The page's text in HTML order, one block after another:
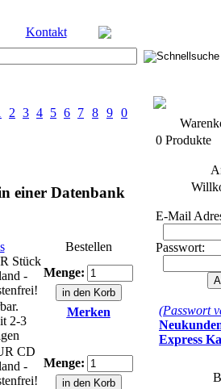
Kontakt
2 3 4 5 6 7 8 9 0
einer Datenbank
Bestellen
Stück
-
2-3
Menge:
Merken
CD
-
Menge:
0 Produkte
E-Mail
Passwort:
(Passwort
Express